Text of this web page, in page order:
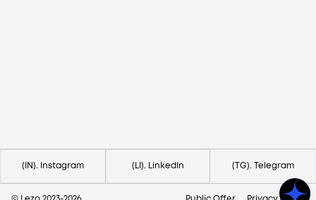
(IN). Instagram (LI). LinkedIn (TG). Telegram